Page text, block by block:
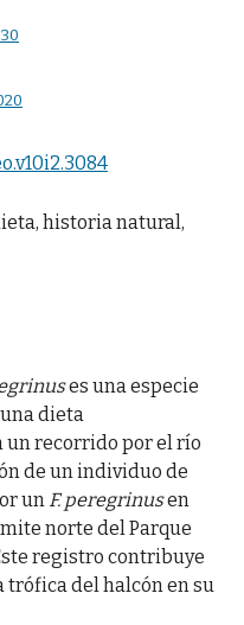
historia natural,
es una especie
dieta
recorrido por el río
de un individuo de
un F. peregrinusen
norte del Parque
registro contribuye
trófica del halcón en su